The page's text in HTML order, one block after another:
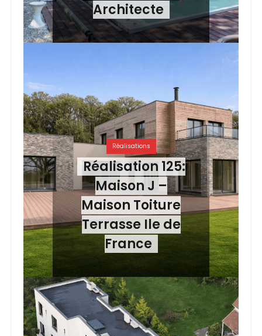
Architecte
Réalisations
Réalisation 125:
Maison J –
Maison Toiture
Terrasse Ile de
France